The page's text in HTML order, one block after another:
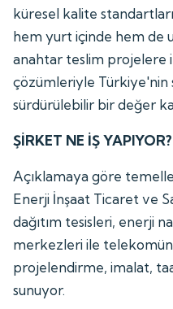
küresel kalite
hem yurt içinde hem de
anahtar teslim projelere
çözümleriyle Türkiye'nin
sürdürülebilir bir değer
ŞİRKET NE İŞ YAPIYOR?
Açıklamaya göre
Enerji İnşaat Ticaret ve
dağıtım tesisleri, enerji
merkezleri ile
projelendirme, imalat,
sunuyor.